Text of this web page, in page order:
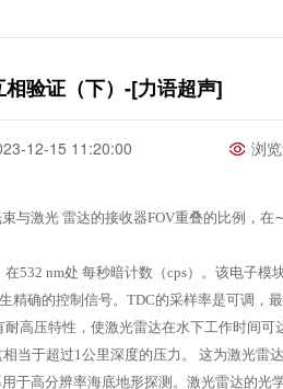
验证（下）-[力语超声]
12-15 11:20:00 浏
与激光 雷达的接收器FOV重叠的比例，在
532 nm处 每秒暗计数（cps）。该电子模
精确的控制信号。TDC的采样率是可调，
耐高压特性，使激光雷达在水下工作时间可
当于超过1公里深度的压力。 这为激光雷
于高分辨率海底地形探测。激光雷达的光